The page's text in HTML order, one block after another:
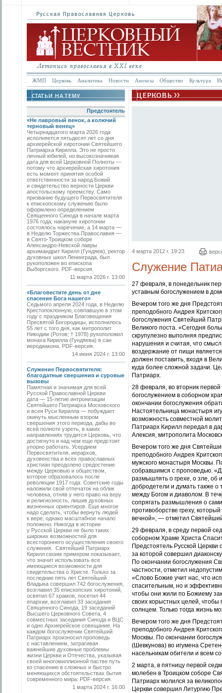
ЖМП Церковь Аналитика Новости Анонсы Общество Культура
Предстоятель
«Не лавровый венок, а колючий
терновый венец»
Четырнадцатого марта 2026 года
исполняется пятьдесят лет со дня
архиерейской хиротонии Святейшего
Патриарха Кирилла. Это не просто
личный юбилей, но высокозначимая
дата для всей Церковной Полноты —
потому что архиерейская хиротония
есть момент принятия особой
ответственности за народ Божий
и свидетельство верности Церкви
апостольскому преемству. Само
призвание будущего Первосвятителя
к епископскому служению было
оформлено определением
Священного Синода в начале марта
1976 года; накануне хиротонии
состоялось наречение, а 14 марта —
в Неделю Торжества Православия —
в Свято-Троицком соборе
Александро-Невской лавры
архимандрит Кирилл (Гундяев), ректор
духовных школ Ленинграда, был
рукоположен во епископа
Выборгского. PDF-версия.
11 марта 2026 г. 13:00
«Благовестите день от дне
спасение Бога нашего»
Седьмого апреля 2024 года, в Неделю
Крестопоклонную, совпавшую в этом
году с праздником Благовещения
Пресвятой Богородицы, исполнилось
55 лет с того дня, как митрополит
Никодим (Ротов; † 1978) рукоположил
монаха Кирилла (Гундяева) в сан
иеродиакона. PDF-версия.
14 июня 2024 г. 13:00
Служение Первосвятителя:
благодатные свершения и суровые
вызовы
Памятная и значимая для всей
Русской Православной Церкви
дата — 15-летие интронизации
Святейшего Патриарха Московского
и всея Руси Кирилла — побуждает
окинуть мысленным взором
свершения этого периода, дабы во
всей полноте узреть, в каких
направлениях трудится Церковь, что
достигнуто и над чем еще предстоит
упорно работать. Усердием
Первосвятителя, иерархов,
духовенства и всех православных
христиан преодолено средостение
между Церковью и обществом,
которое образовалось после
революции 1917 года. Советские годы
наложили свой отпечаток на облик
человека, отняв у него право на веру
и религиозность, лишив духовных
жизненных ориентиров. Еще многое
надо сделать, чтобы вернуть людей
к вере, однако масштабное начало
положено. Никогда в истории
у Русской Церкви не было таких
широких возможностей для
всестороннего осуществления своего
служения. Святейший Патриарх
Кирилл своим примером показывает,
что значит использовать все
имеющиеся возможности для
свидетельства о Христе. Только за
последние пять лет Святейший
Владыка совершил 742 богослужения,
возглавил 35 епископских хиротоний,
освятил 67 храмов, посетил 44
епархии, возглавил 33 заседания
Священного Синода, 19 заседаний
Высшего Церковного Совета, 4
совместных заседания Синода и ВЦС
и одно Архиерейское совещание. На
каждом богослужении Святейший
Патриарх произносил проповедь
с наставлением, затрагивая
важнейшие духовные проблемы
жизни Церкви и Отечества, указывая
своей многомиллионной пастве путь
ко спасению в сложных и быстро
меняющихся обстоятельствах бытия
современного мира. PDF-версия.
1 марта 2024 г. 16:00
4 марта 2012 г. 19:23
Служение
27 февраля, в понедельник
уставным богослужением в
Вечером того же дня
преподобного Андрея
богослужения Святейший
Великого поста. «Сегодня
скрупулезно выполняя
нарушения и считая, что
воздержание от пищи
должен поставить, входя в
куда более сложной задачи.
Патриарх.
28 февраля, во вторник
богослужением в соборном
окончании богослужения
Настоятельница монастыря
возможность совместной
Патриарх Кирилл передал в
Алексия, митрополита
Вечером того же дня
преподобного Андрея
мужского монастыря Москвы.
собравшимся с проповедью.
размышлять о грехе, о зле, об
добродетели и думать также
между Богом и диаволом. В
сопрягать размышления о
противоборстве греху,
вечной», — отметил
29 февраля, в среду первой
соборном Храме Христа
Предстоятель Русской
за которой совершил
По окончании богослужения
частности, отметил
«Слово Божие учит нас, что
спасительным, но и
чтобы они жили по Божиему
своих корыстных целей, чтобы
солнцем. Только тогда жизнь
Вечером того же дня
преподобного Андрея
Москвы. По окончании
(Шевкунова) во игумена
насельникам обители и всем
2 марта, в пятницу первой
молебен в Троицком соборе
Патриарх молился за
Церкви совершил Литургию